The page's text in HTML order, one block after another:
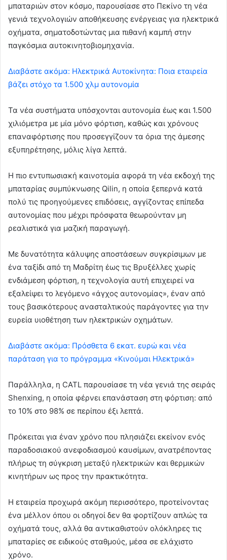
μπαταριών στον κόσμο, παρουσίασε στο Πεκίνο τη νέα
γενιά τεχνολογιών αποθήκευσης ενέργειας για ηλεκτρικά
οχήματα, σηματοδοτώντας μια πιθανή καμπή στην
παγκόσμια αυτοκινητοβιομηχανία.
Διαβάστε ακόμα: Ηλεκτρικά Αυτοκίνητα: Ποια εταιρεία
βάζει στόχο τα 1.500 χλμ αυτονομία
Τα νέα συστήματα υπόσχονται αυτονομία έως και 1.500
χιλιόμετρα με μία μόνο φόρτιση, καθώς και χρόνους
επαναφόρτισης που προσεγγίζουν τα όρια της άμεσης
εξυπηρέτησης, μόλις λίγα λεπτά.
Η πιο εντυπωσιακή καινοτομία αφορά τη νέα εκδοχή της
μπαταρίας συμπύκνωσης Qilin, η οποία ξεπερνά κατά
πολύ τις προηγούμενες επιδόσεις, αγγίζοντας επίπεδα
αυτονομίας που μέχρι πρόσφατα θεωρούνταν μη
ρεαλιστικά για μαζική παραγωγή.
Με δυνατότητα κάλυψης αποστάσεων συγκρίσιμων με
ένα ταξίδι από τη Μαδρίτη έως τις Βρυξέλλες χωρίς
ενδιάμεση φόρτιση, η τεχνολογία αυτή επιχειρεί να
εξαλείψει το λεγόμενο «άγχος αυτονομίας», έναν από
τους βασικότερους ανασταλτικούς παράγοντες για την
ευρεία υιοθέτηση των ηλεκτρικών οχημάτων.
Διαβάστε ακόμα: Πρόσθετα 6 εκατ. ευρώ και νέα
παράταση για το πρόγραμμα «Κινούμαι Ηλεκτρικά»
Παράλληλα, η CATL παρουσίασε τη νέα γενιά της σειράς
Shenxing, η οποία φέρνει επανάσταση στη φόρτιση: από
το 10% στο 98% σε περίπου έξι λεπτά.
Πρόκειται για έναν χρόνο που πλησιάζει εκείνον ενός
παραδοσιακού ανεφοδιασμού καυσίμων, ανατρέποντας
πλήρως τη σύγκριση μεταξύ ηλεκτρικών και θερμικών
κινητήρων ως προς την πρακτικότητα.
Η εταιρεία προχωρά ακόμη περισσότερο, προτείνοντας
ένα μέλλον όπου οι οδηγοί δεν θα φορτίζουν απλώς τα
οχήματά τους, αλλά θα αντικαθιστούν ολόκληρες τις
μπαταρίες σε ειδικούς σταθμούς, μέσα σε ελάχιστο
χρόνο.